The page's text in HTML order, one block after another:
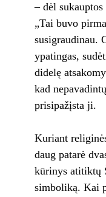
– dėl
„Tai buvo
susigraudinau.
ypatingas,
didelę
kad
prisipažįsta ji.
Kuriant
daug patarė
kūrinys atitiktų
simboliką. Kai